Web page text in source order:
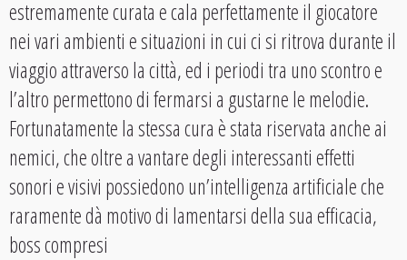
estremamente curata e cala perfettamente il giocatore
nei vari ambienti e situazioni in cui ci si ritrova durante il
viaggio attraverso la città, ed i periodi tra uno scontro e
l’altro permettono di fermarsi a gustarne le melodie.
Fortunatamente la stessa cura è stata riservata anche ai
nemici, che oltre a vantare degli interessanti effetti
sonori e visivi possiedono un’intelligenza artificiale che
raramente dà motivo di lamentarsi della sua efficacia,
boss compresi